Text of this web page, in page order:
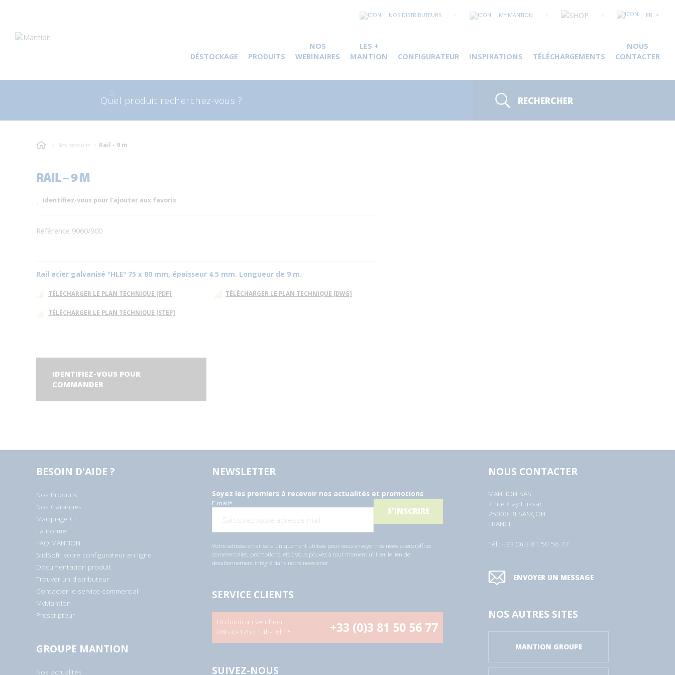
Aller
Aller
NOS DISTRIBUTEURS MY MANTION FR
DÉSTOCKAGE PRODUITS
NOS
WEBINAIRES
LES +
MANTION
CONFIGURATEUR INSPIRATIONS TÉLÉCHARGEMENTS
NOUS
CONTACTER
Recherche
RECHERCHER
Nos produits Rail - 9 m
RAIL – 9 M
Identifiez-vous pour l'ajouter aux favoris
Référence 9060/900
Rail acier galvanisé "HLE" 75 x 80 mm, épaisseur 4.5 mm. Longueur de 9 m.
TÉLÉCHARGER LE PLAN TECHNIQUE [PDF] TÉLÉCHARGER LE PLAN TECHNIQUE [DWG]
TÉLÉCHARGER LE PLAN TECHNIQUE [STEP]
IDENTIFIEZ-VOUS POUR
COMMANDER
BESOIN D'AIDE ?
Nos Produits
Nos Garanties
Marquage CE
La norme
FAQ MANTION
SlidSoft, votre configurateur en ligne
Documentation produit
Trouver un distributeur
Contacter le service commercial
MyMantion
Prescripteur
GROUPE MANTION
Nos actualités
NEWSLETTER
Soyez les premiers à recevoir nos actualités et promotions
E-mail*
Votre adresse email sera uniquement utilisée pour vous envoyer nos newsletters (offres
commerciales, promotions, etc.) Vous pouvez à tout moment utiliser le lien de
désabonnement intégré dans notre newsletter.
SERVICE CLIENTS
Du lundi au vendredi
08h30-12h / 14h-16h15
+33 (0)3 81 50 56 77
SUIVEZ-NOUS
NOUS CONTACTER
MANTION SAS
7 rue Gay Lussac
25000 BESANÇON
FRANCE
Tél.: +33 (0) 3 81 50 56 77
ENVOYER UN MESSAGE
NOS AUTRES SITES
MANTION GROUPE